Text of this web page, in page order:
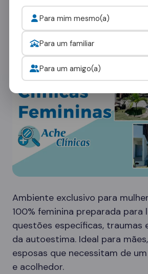
de ambientes:
Clínicas Femininas
Ambiente exclusivo para
100% feminina preparada para
questões específicas, traumas
da autoestima. Ideal para
esposas que necessitam de
e acolhedor.
Para mim mesmo(a)
Para um familiar
Para um amigo(a)